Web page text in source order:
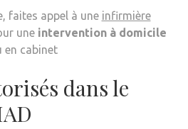
faites appel à une infirmière
une intervention à domicile
en cabinet
dans le